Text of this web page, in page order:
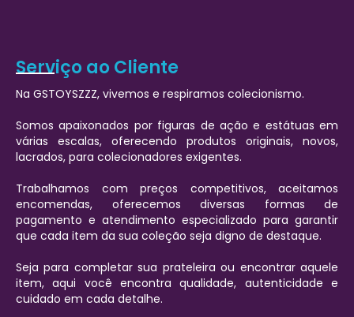
Serviço ao Cliente
Na GSTOYSZZZ, vivemos e respiramos colecionismo.
Somos apaixonados por figuras de ação e estátuas em
várias escalas, oferecendo produtos originais, novos,
lacrados, para colecionadores exigentes.
Trabalhamos com preços competitivos, aceitamos
encomendas, oferecemos diversas formas de
pagamento e atendimento especializado para garantir
que cada item da sua coleção seja digno de destaque.
Seja para completar sua prateleira ou encontrar aquele
item, aqui você encontra qualidade, autenticidade e
cuidado em cada detalhe.